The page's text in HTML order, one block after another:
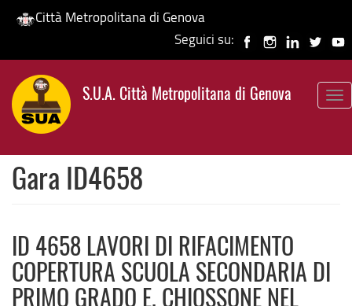
Salta
contenuto
principale
Città Metropolitana di Genova
Seguici su:
S.U.A. Città Metropolitana di Genova
Gara ID4658
ID 4658 LAVORI DI RIFACIMENTO
COPERTURA SCUOLA SECONDARIA DI
PRIMO GRADO E. CHIOSSONE NEL